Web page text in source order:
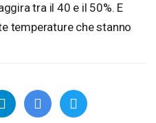
tra il 40 e il 50%. E
temperature che stanno